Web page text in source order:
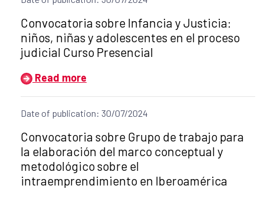
Title of the announcement:
Convocatoria sobre Infancia y Justicia:
niños, niñas y adolescentes en el proceso
judicial Curso Presencial
Read more
Date of publication: 30/07/2024
Title of the announcement:
​Convocatoria sobre Grupo de trabajo para
la elaboración del marco conceptual y
metodológico sobre el
intraemprendimiento en Iberoamérica